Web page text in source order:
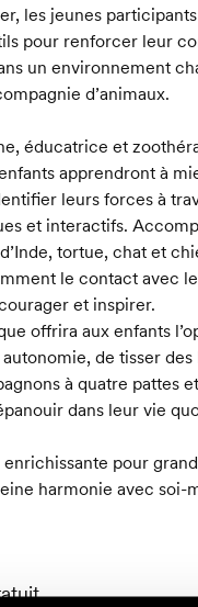
les jeunes
pour renforcer leur
un environnement
d’animaux.
éducatrice et
apprendront à
leurs forces à
et interactifs.
tortue, chat et
le contact avec
et inspirer.
offrira aux enfants
de tisser
à quatre pattes
dans leur vie
pour
harmonie avec soi-